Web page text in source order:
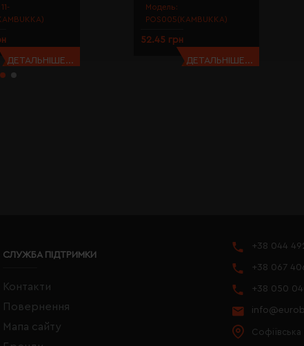
11-
ДЕТАЛЬНІШЕ...
Модель:
POS005(KAMBUKKA)
52.45 грн
ДЕТАЛЬНІШЕ...
СЛУЖБА ПІДТРИМКИ
Контакти
Повернення
Мапа сайту
+38 044
+38 067
+38 050
Софіївська